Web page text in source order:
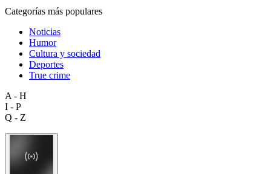
Categorías más populares
Noticias
Humor
Cultura y sociedad
Deportes
True crime
A - H
I - P
Q - Z